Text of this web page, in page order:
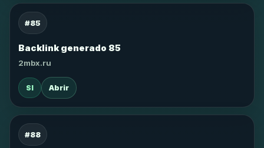
#85
Backlink generado 85
2mbx.ru
SI Abrir
#88